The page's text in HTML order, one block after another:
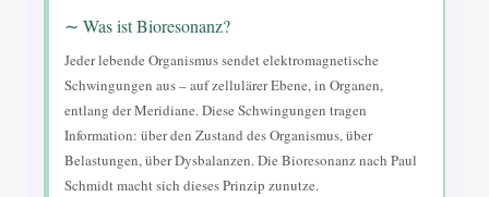
∼ Was ist Bioresonanz?
Jeder lebende Organismus sendet elektromagnetische
Schwingungen aus – auf zellulärer Ebene, in Organen,
entlang der Meridiane. Diese Schwingungen tragen
Information: über den Zustand des Organismus, über
Belastungen, über Dysbalanzen. Die Bioresonanz nach Paul
Schmidt macht sich dieses Prinzip zunutze.